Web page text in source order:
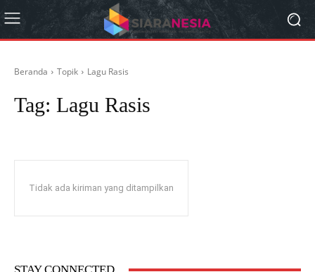
Beranda Topik Lagu Rasis
Tag: Lagu Rasis
Tidak ada kiriman yang ditampilkan